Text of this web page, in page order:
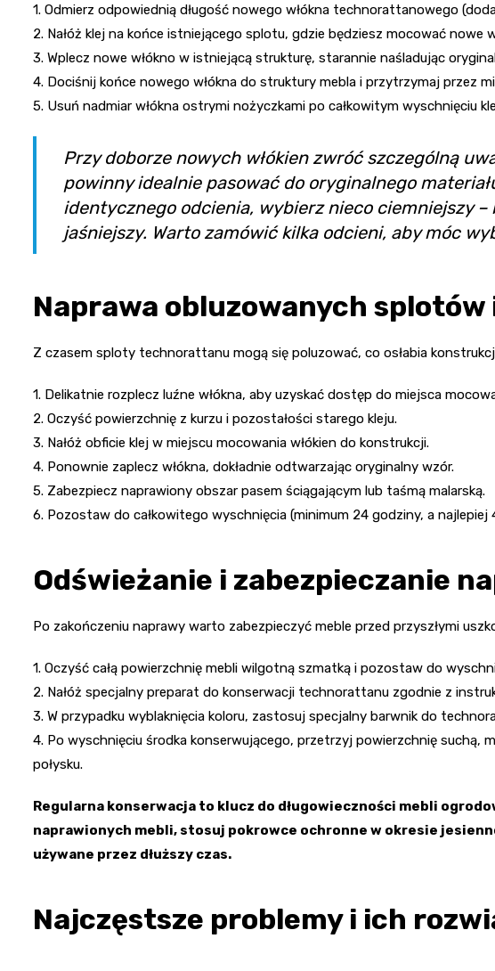
1. Odmierz odpowiednią długość nowego włókna technorattanowego
2. Nałóż klej na końce istniejącego splotu, gdzie będziesz mocować nowe
3. Wplecz nowe włókno w istniejącą strukturę, starannie naśladując
4. Dociśnij końce nowego włókna do struktury mebla i przytrzymaj przez
5. Usuń nadmiar włókna ostrymi nożyczkami po całkowitym wyschnięciu
Przy doborze nowych włókien zwróć szczególną
powinny idealnie pasować do oryginalnego
identycznego odcienia, wybierz nieco ciemniejszy
jaśniejszy. Warto zamówić kilka odcieni, aby móc
Naprawa obluzowanych splotów
Z czasem sploty technorattanu mogą się poluzować, co osłabia
1. Delikatnie rozplecz luźne włókna, aby uzyskać dostęp do miejsca
2. Oczyść powierzchnię z kurzu i pozostałości starego kleju.
3. Nałóż obficie klej w miejscu mocowania włókien do konstrukcji.
4. Ponownie zaplecz włókna, dokładnie odtwarzając oryginalny wzór.
5. Zabezpiecz naprawiony obszar pasem ściągającym lub taśmą malarską.
6. Pozostaw do całkowitego wyschnięcia (minimum 24 godziny, a najlepiej
Odświeżanie i zabezpieczanie
Po zakończeniu naprawy warto zabezpieczyć meble przed przyszłymi
1. Oczyść całą powierzchnię mebli wilgotną szmatką i pozostaw do
2. Nałóż specjalny preparat do konserwacji technorattanu zgodnie z
3. W przypadku wyblaknięcia koloru, zastosuj specjalny barwnik do
4. Po wyschnięciu środka konserwującego, przetrzyj powierzchnię suchą,
połysku.
Regularna konserwacja to klucz do długowieczności mebli
naprawionych mebli, stosuj pokrowce ochronne w okresie
używane przez dłuższy czas.
Najczęstsze problemy i ich